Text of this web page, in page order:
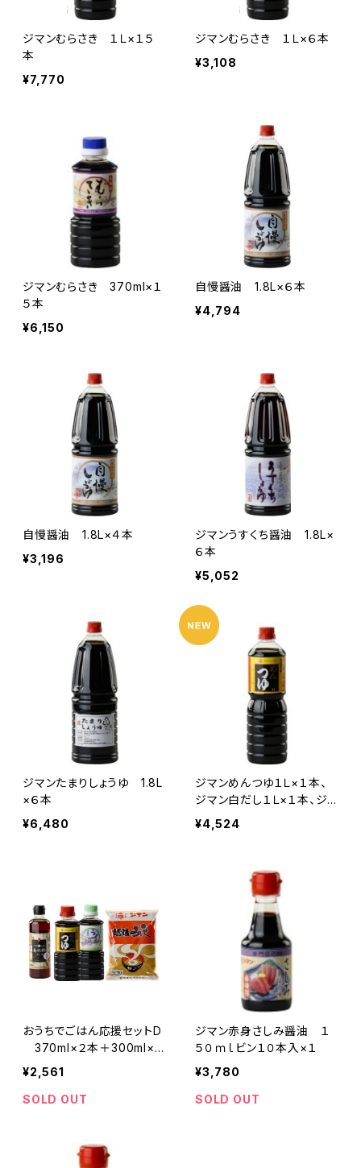
ジマンむらさき １Ｌ×１５
本
¥7,770
ジマンむらさき １Ｌ×６本
¥3,108
ジマンむらさき 370ml×１
５本
¥6,150
自慢醤油 1.8L×６本
¥4,794
自慢醤油 1.8L×４本
¥3,196
ジマンうすくち醤油 1.8L×
６本
¥5,052
ジマンたまりしょうゆ 1.8L
×６本
¥6,480
ジマンめんつゆ１Ｌ×１本、
ジマン白だし１Ｌ×１本、ジ
マン越後みそ１Ｋ×４ケ
¥4,524
おうちでごはん応援セットD
370ml×２本＋300ml×１
本＋１ｋｇ
¥2,561
SOLD OUT
ジマン赤身さしみ醤油 １
５０ｍｌビン１０本入×１
¥3,780
SOLD OUT